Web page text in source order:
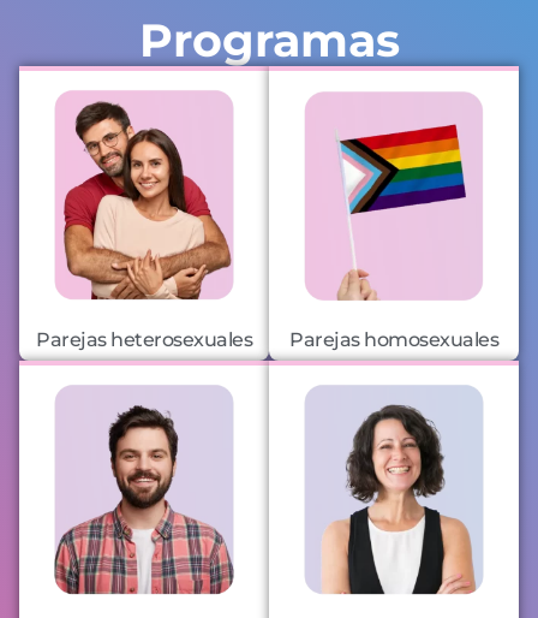
Programas
Parejas heterosexuales Parejas homosexuales